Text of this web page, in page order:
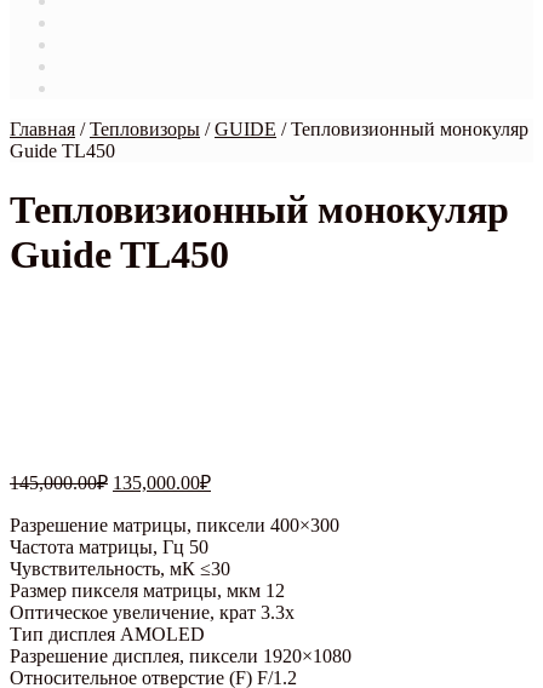
Главная /Тепловизоры /GUIDE /Тепловизионный монокуляр
Guide TL450
Тепловизионный монокуляр
Guide TL450
145,000.00₽ Первоначальная
составляла
145,000.00₽.
135,000.00₽Текущая
135,000.00₽.
Разрешение матрицы, пиксели 400×300
Частота матрицы, Гц 50
Чувствительность, мК ≤30
Размер пикселя матрицы, мкм 12
Оптическое увеличение, крат 3.3x
Тип дисплея AMOLED
Разрешение дисплея, пиксели 1920×1080
Относительное отверстие (F) F/1.2